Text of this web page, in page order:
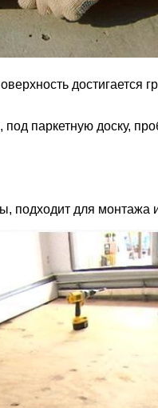
паркетную доску,
подходит для монтажа